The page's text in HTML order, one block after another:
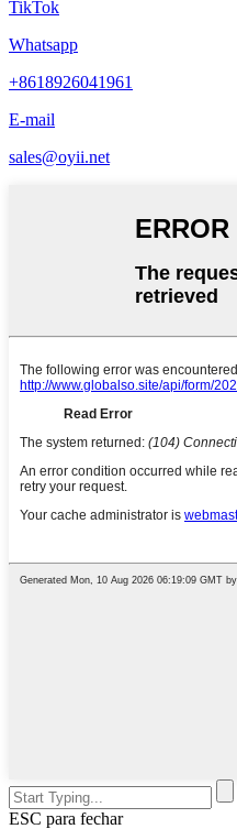
TikTok
Whatsapp
+8618926041961
E-mail
sales@oyii.net
ESC para fechar